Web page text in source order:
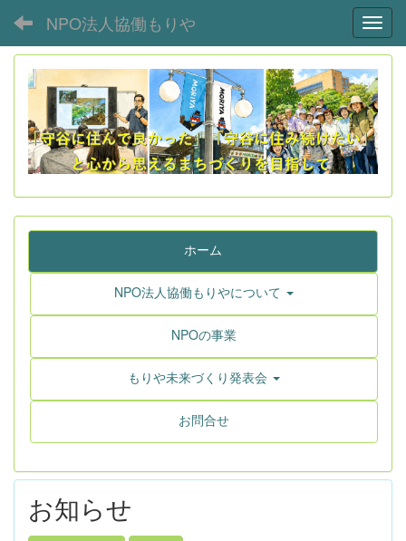
NPO法人協働もりや
ホーム
NPO法人協働もりやについて
NPOの事業
もりや未来づくり発表会
お問合せ
お知らせ